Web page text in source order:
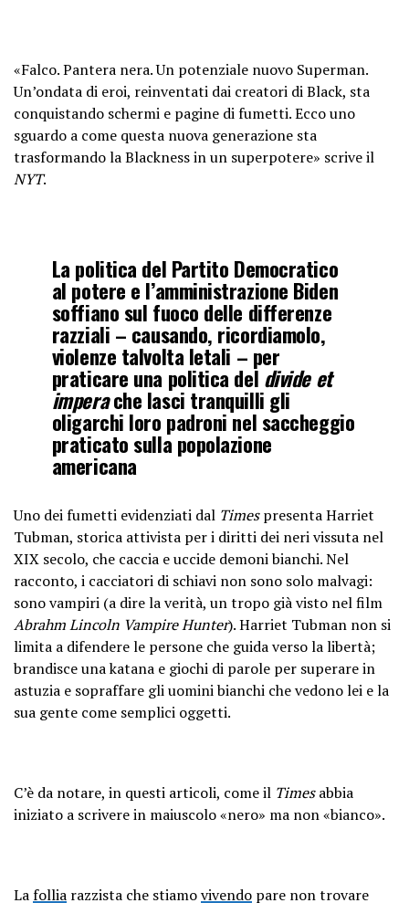
«Falco. Pantera nera. Un potenziale nuovo Superman.
Un’ondata di eroi, reinventati dai creatori di Black, sta
conquistando schermi e pagine di fumetti. Ecco uno
sguardo a come questa nuova generazione sta
trasformando la Blackness in un superpotere» scrive il
NYT.
La politica del Partito Democratico
al potere e l’amministrazione Biden
soffiano sul fuoco delle differenze
razziali – causando, ricordiamolo,
violenze talvolta letali – per
praticare una politica del divide et
imperache lasci tranquilli gli
oligarchi loro padroni nel saccheggio
praticato sulla popolazione
americana
Uno dei fumetti evidenziati dal Timespresenta Harriet
Tubman, storica attivista per i diritti dei neri vissuta nel
XIX secolo, che caccia e uccide demoni bianchi. Nel
racconto, i cacciatori di schiavi non sono solo malvagi:
sono vampiri (a dire la verità, un tropo già visto nel film
Abrahm Lincoln Vampire Hunter). Harriet Tubman non si
limita a difendere le persone che guida verso la libertà;
brandisce una katana e giochi di parole per superare in
astuzia e sopraffare gli uomini bianchi che vedono lei e la
sua gente come semplici oggetti.
C’è da notare, in questi articoli, come il Timesabbia
iniziato a scrivere in maiuscolo «nero» ma non «bianco».
Lafollia razzista che stiamovivendo pare non trovare